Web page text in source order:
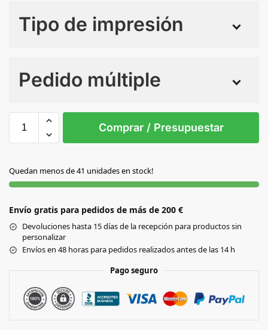
Tipo de impresión
Pedido múltiple
S/T
AZUL
ROJO
VERDE
Comprar / Presupuestar
Quedan menos de 41 unidades en stock!
Envío gratis para pedidos de más de 200 €
Devoluciones hasta 15 días de la recepción para productos sin
personalizar
Envíos en 48 horas para pedidos realizados antes de las 14 h
Pago seguro